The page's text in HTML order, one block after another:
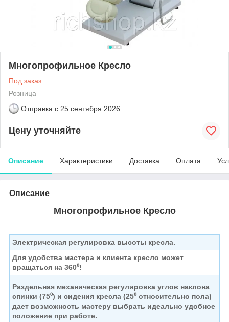
Многопрофильное Кресло
Под заказ
Розница
Отправка с 25 сентября 2026
Цену уточняйте
Описание Характеристики Доставка Оплата
Описание
Многопрофильное Кресло
Электрическая регулировка высоты кресла.
Для удобства мастера и клиента кресло может
вращаться на 360⁰!
Раздельная механическая регулировка углов наклона
спинки (75⁰) и сидения кресла (25⁰ относительно пола)
дает возможность мастеру выбрать идеально удобное
положение при работе.